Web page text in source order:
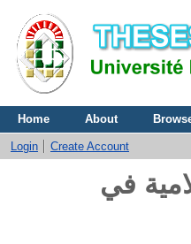
Home About
Login Create Account
في